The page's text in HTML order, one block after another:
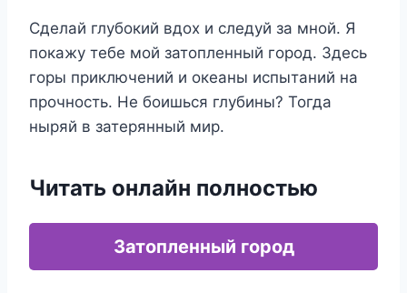
Сделай глубокий вдох и следуй за мной. Я
покажу тебе мой затопленный город. Здесь
горы приключений и океаны испытаний на
прочность. Не боишься глубины? Тогда
ныряй в затерянный мир.
Читать онлайн полностью
Затопленный город